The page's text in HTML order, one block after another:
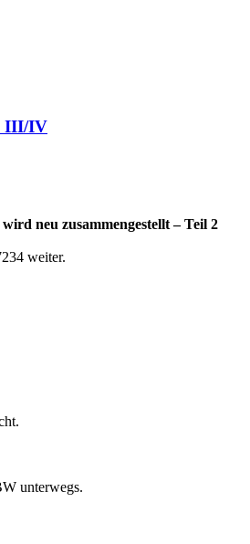
III/IV
neu zusammengestellt – Teil 2
weiter.
unterwegs.